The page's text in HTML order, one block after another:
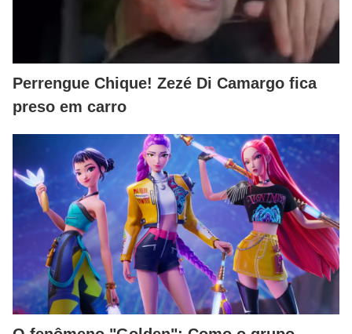
Perrengue Chique! Zezé Di Camargo fica
preso em carro